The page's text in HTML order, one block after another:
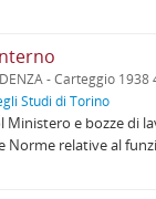
- Carteggio 1938
Studi di Torino
Ministero e bozze di
Norme relative al